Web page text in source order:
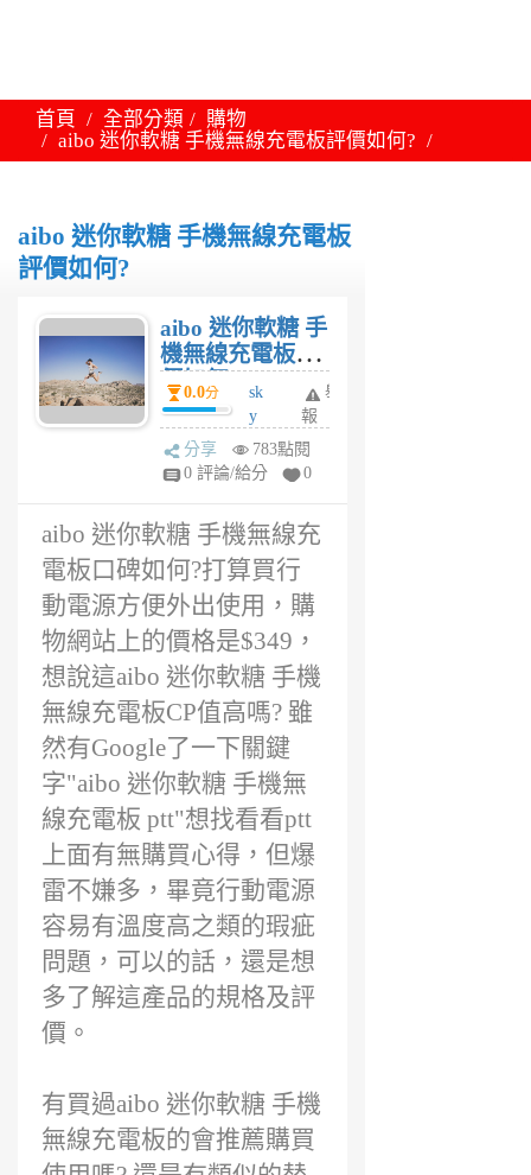
首頁 全部分類
購物
aibo 迷你軟糖 手機無線充電板評價如何?
aibo 迷你軟糖 手機無線充電板
評價如何?
aibo 迷你軟糖 手
機無線充電板評
價如何?
0.0分
sk
y
m
an
前
舉
報
分享
783點閱
0 評論/給分
0
aibo 迷你軟糖 手機無線充
電板口碑如何?打算買行
動電源方便外出使用，購
物網站上的價格是$349，
想說這aibo 迷你軟糖 手機
無線充電板CP值高嗎? 雖
然有Google了一下關鍵
字"aibo 迷你軟糖 手機無
線充電板 ptt"想找看看ptt
上面有無購買心得，但爆
雷不嫌多，畢竟行動電源
容易有溫度高之類的瑕疵
問題，可以的話，還是想
多了解這產品的規格及評
價。
有買過aibo 迷你軟糖 手機
無線充電板的會推薦購買